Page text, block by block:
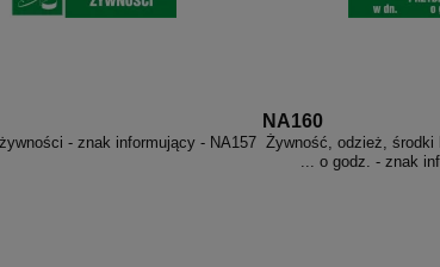
- znak informujący - NA157
NA160
Żywność, odzież, środki
... o godz. - znak